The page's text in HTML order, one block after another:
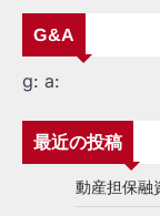
G&A
g: a:
最近の投稿
動産担保融